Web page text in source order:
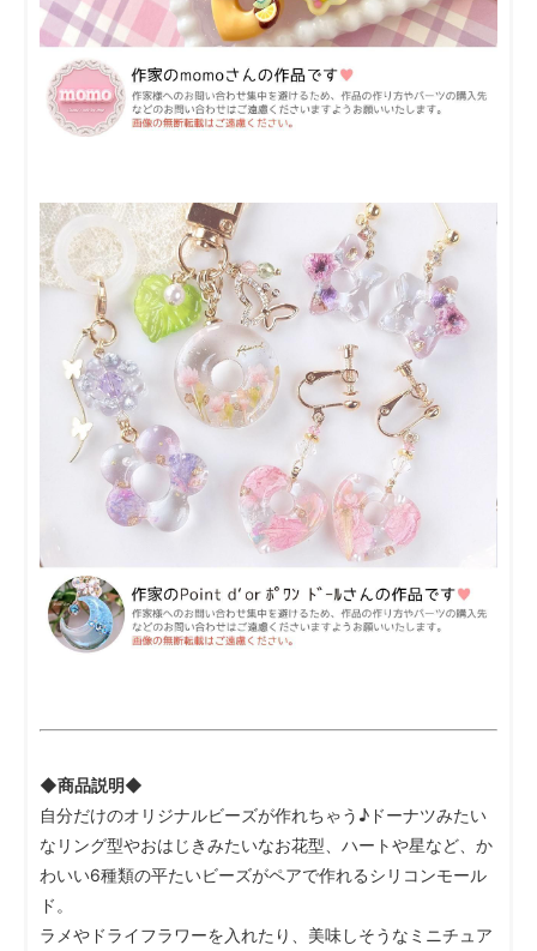
◆商品説明◆
自分だけのオリジナルビーズが作れちゃう♪ドーナツみたい
なリング型やおはじきみたいなお花型、ハートや星など、か
わいい6種類の平たいビーズがペアで作れるシリコンモール
ド。
ラメやドライフラワーを入れたり、美味しそうなミニチュア